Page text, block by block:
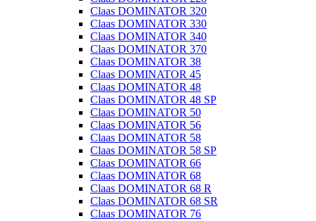
Claas DOMINATOR 320
Claas DOMINATOR 330
Claas DOMINATOR 340
Claas DOMINATOR 370
Claas DOMINATOR 38
Claas DOMINATOR 45
Claas DOMINATOR 48
Claas DOMINATOR 48 SP
Claas DOMINATOR 50
Claas DOMINATOR 56
Claas DOMINATOR 58
Claas DOMINATOR 58 SP
Claas DOMINATOR 66
Claas DOMINATOR 68
Claas DOMINATOR 68 R
Claas DOMINATOR 68 SR
Claas DOMINATOR 76